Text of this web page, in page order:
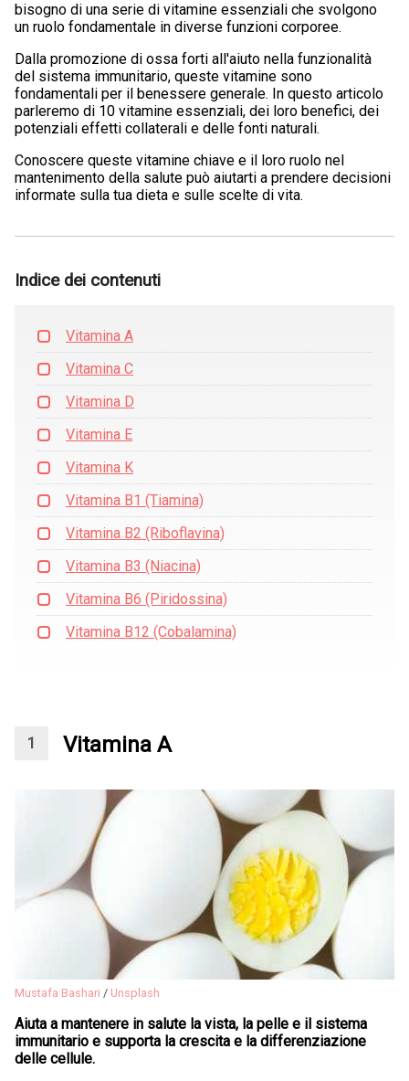
bisogno di una serie di vitamine essenziali che svolgono
un ruolo fondamentale in diverse funzioni corporee.
Dalla promozione di ossa forti all'aiuto nella funzionalità
del sistema immunitario, queste vitamine sono
fondamentali per il benessere generale. In questo articolo
parleremo di 10 vitamine essenziali, dei loro benefici, dei
potenziali effetti collaterali e delle fonti naturali.
Conoscere queste vitamine chiave e il loro ruolo nel
mantenimento della salute può aiutarti a prendere decisioni
informate sulla tua dieta e sulle scelte di vita.
Indice dei contenuti
Vitamina A
Vitamina C
Vitamina D
Vitamina E
Vitamina K
Vitamina B1 (Tiamina)
Vitamina B2 (Riboflavina)
Vitamina B3 (Niacina)
Vitamina B6 (Piridossina)
Vitamina B12 (Cobalamina)
Vitamina A
Mustafa Bashari / Unsplash
Aiuta a mantenere in salute la vista, la pelle e il sistema
immunitario e supporta la crescita e la differenziazione
delle cellule.